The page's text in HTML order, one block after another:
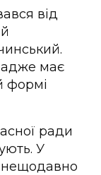
від
адже має
формі
ради
У
нещодавно